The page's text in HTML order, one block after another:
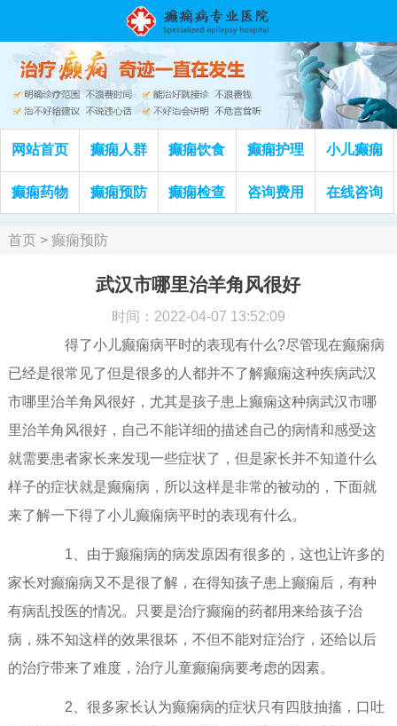
网站首页 癫痫人群 癫痫饮食 癫痫护理 小儿癫痫
癫痫药物 癫痫预防 癫痫检查 咨询费用 在线咨询
首页> 癫痫预防
武汉市哪里治羊角风很好
时间：2022-04-07 13:52:09
得了小儿癫痫病平时的表现有什么?尽管现在癫痫病
已经是很常见了但是很多的人都并不了解癫痫这种疾病武汉
市哪里治羊角风很好，尤其是孩子患上癫痫这种病武汉市哪
里治羊角风很好，自己不能详细的描述自己的病情和感受这
就需要患者家长来发现一些症状了，但是家长并不知道什么
样子的症状就是癫痫病，所以这样是非常的被动的，下面就
来了解一下得了小儿癫痫病平时的表现有什么。
1、由于癫痫病的病发原因有很多的，这也让许多的
家长对癫痫病又不是很了解，在得知孩子患上癫痫后，有种
有病乱投医的情况。只要是治疗癫痫的药都用来给孩子治
病，殊不知这样的效果很坏，不但不能对症治疗，还给以后
的治疗带来了难度，治疗儿童癫痫病要考虑的因素。
2、很多家长认为癫痫病的症状只有四肢抽搐，口吐